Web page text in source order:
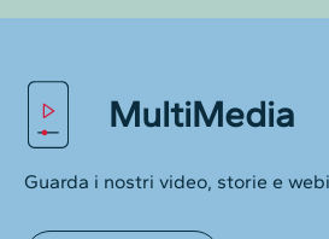
MultiMedia
Guarda i nostri video, storie e